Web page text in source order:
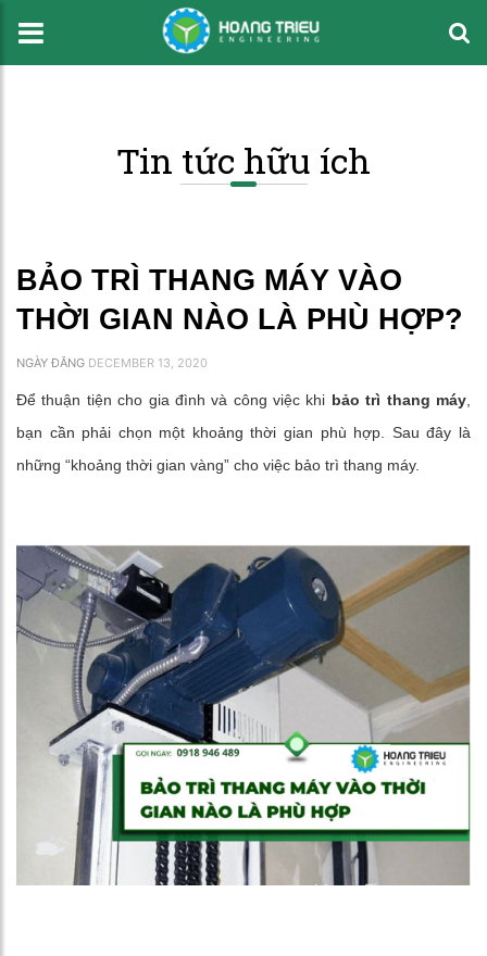
Tin tức hữu ích
BẢO TRÌ THANG MÁY VÀO
THỜI GIAN NÀO LÀ PHÙ HỢP?
NGÀY ĐĂNG DECEMBER 13, 2020
Để thuận tiện cho gia đình và công việc khi bảo trì thang máy
bạn cần phải chọn một khoảng thời gian phù hợp. Sau đây là
những “khoảng thời gian vàng” cho việc bảo trì thang máy.